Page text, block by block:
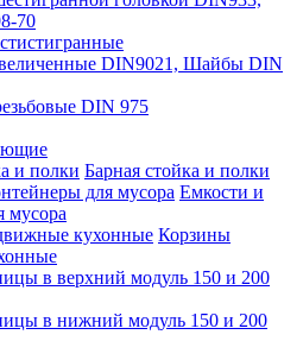
70
DIN9021, Шайбы DIN
DIN 975
Барная стойка и полки
Емкости и
мусора
Корзины
в верхний модуль 150 и 200
в нижний модуль 150 и 200